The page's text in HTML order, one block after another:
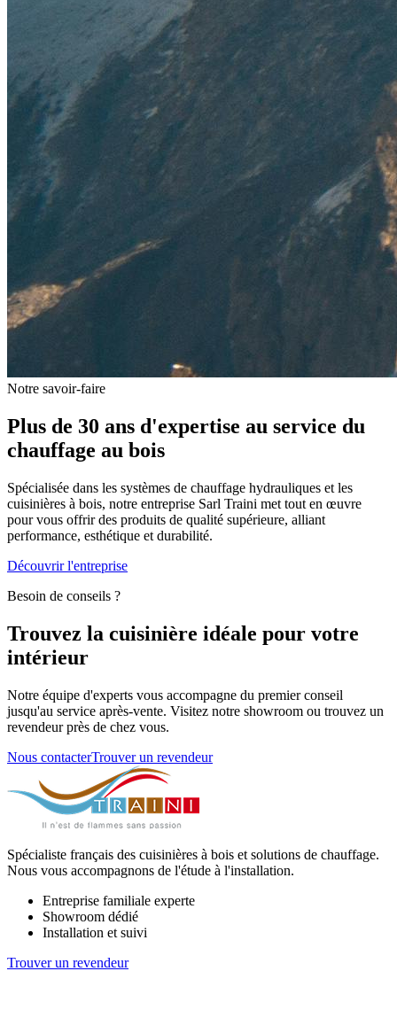
Notre savoir-faire
Plus de 30 ans d'expertise au service du
chauffage au bois
Spécialisée dans les systèmes de chauffage hydrauliques et les
cuisinières à bois, notre entreprise Sarl Traini met tout en œuvre
pour vous offrir des produits de qualité supérieure, alliant
performance, esthétique et durabilité.
Découvrir l'entreprise
Besoin de conseils ?
Trouvez la cuisinière idéale pour votre
intérieur
Notre équipe d'experts vous accompagne du premier conseil
jusqu'au service après-vente. Visitez notre showroom ou trouvez un
revendeur près de chez vous.
Nous contacterTrouver un revendeur
Spécialiste français des cuisinières à bois et solutions de chauffage.
Nous vous accompagnons de l'étude à l'installation.
Entreprise familiale experte
Showroom dédié
Installation et suivi
Trouver un revendeur